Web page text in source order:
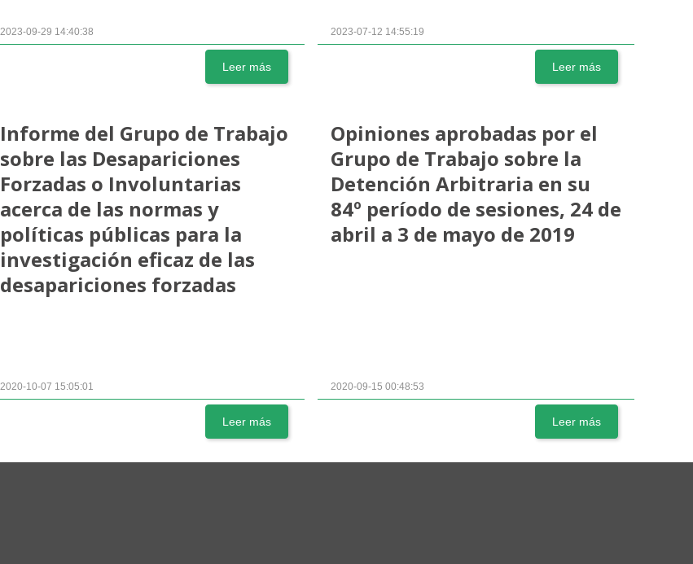
2023-09-29 14:40:38
Leer más
2023-07-12 14:55:19
Leer más
Informe del Grupo de Trabajo
sobre las Desapariciones
Forzadas o Involuntarias
acerca de las normas y
políticas públicas para la
investigación eficaz de las
desapariciones forzadas
2020-10-07 15:05:01
Leer más
Opiniones aprobadas por el
Grupo de Trabajo sobre la
Detención Arbitraria en su
84º período de sesiones, 24 de
abril a 3 de mayo de 2019
2020-09-15 00:48:53
Leer más